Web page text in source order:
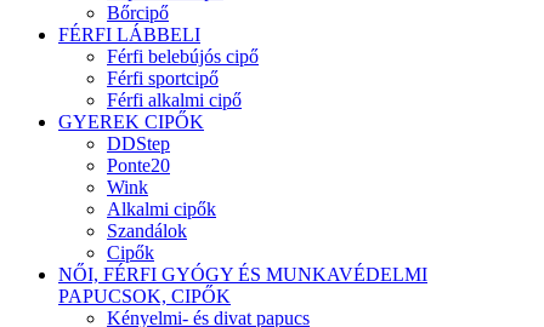
Bőrcipő
FÉRFI LÁBBELI
Férfi belebújós cipő
Férfi sportcipő
Férfi alkalmi cipő
GYEREK CIPŐK
DDStep
Ponte20
Wink
Alkalmi cipők
Szandálok
Cipők
NŐI, FÉRFI GYÓGY ÉS MUNKAVÉDELMI
PAPUCSOK, CIPŐK
Kényelmi- és divat papucs